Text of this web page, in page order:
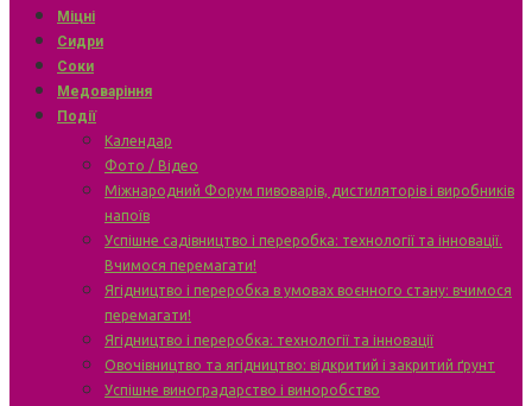
Міцні
Сидри
Соки
Медоваріння
Події
Календар
Фото / Відео
Міжнародний Форум пивоварів, дистиляторів і виробників
напоїв
Успішне садівництво і переробка: технології та інновації.
Вчимося перемагати!
Ягідництво і переробка в умовах воєнного стану: вчимося
перемагати!
Ягідництво і переробка: технології та інновації
Овочівництво та ягідництво: відкритий і закритий ґрунт
Успішне виноградарство і виноробство